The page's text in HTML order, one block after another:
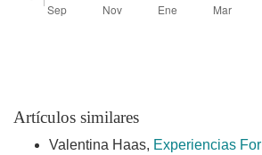
Artículos similares
Valentina Haas, Experiencias